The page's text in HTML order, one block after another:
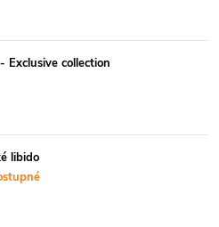
Exclusive collection
libido